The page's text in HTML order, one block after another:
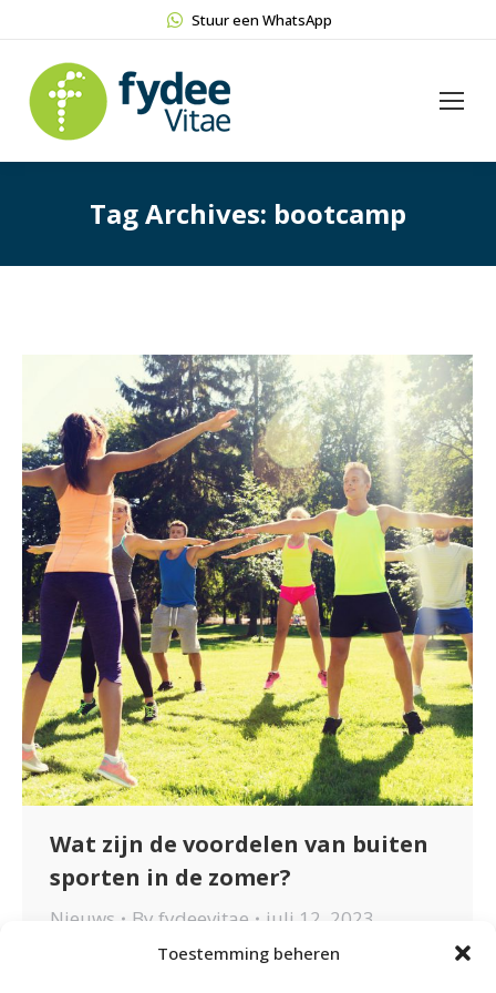
Toestemming beheren
Stuur een WhatsApp
Tag Archives: bootcamp
Wat zijn de voordelen van buiten
sporten in de zomer?
Nieuws By fydeevitae juli 12, 2023
Wat zijn de voordelen van buiten